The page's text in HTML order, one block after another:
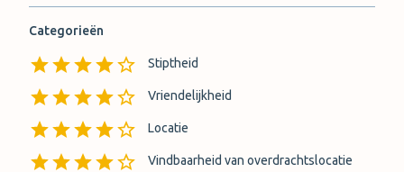
Categorieën
Stiptheid
Vriendelijkheid
Locatie
Vindbaarheid van overdrachtslocatie